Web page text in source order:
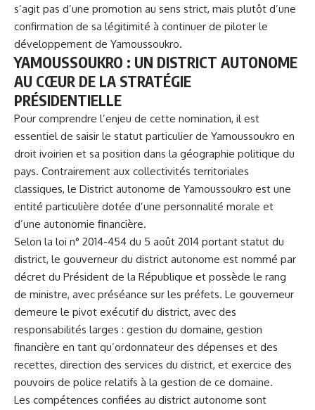
s’agit pas d’une promotion au sens strict, mais plutôt d’une
confirmation de sa légitimité à continuer de piloter le
développement de Yamoussoukro.
YAMOUSSOUKRO : UN DISTRICT AUTONOME
AU CŒUR DE LA STRATÉGIE
PRÉSIDENTIELLE
Pour comprendre l’enjeu de cette nomination, il est
essentiel de saisir le statut particulier de Yamoussoukro en
droit ivoirien et sa position dans la géographie politique du
pays. Contrairement aux collectivités territoriales
classiques, le District autonome de Yamoussoukro est une
entité particulière dotée d’une personnalité morale et
d’une autonomie financière.
Selon la loi n° 2014-454 du 5 août 2014 portant statut du
district, le gouverneur du district autonome est nommé par
décret du Président de la République et possède le rang
de ministre, avec préséance sur les préfets. Le gouverneur
demeure le pivot exécutif du district, avec des
responsabilités larges : gestion du domaine, gestion
financière en tant qu’ordonnateur des dépenses et des
recettes, direction des services du district, et exercice des
pouvoirs de police relatifs à la gestion de ce domaine.
Les compétences confiées au district autonome sont